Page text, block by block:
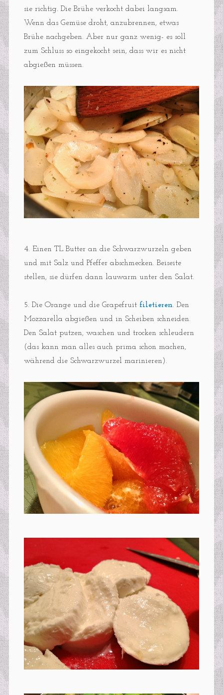
sie richtig. Die Brühe verkocht dabei langsam.
Wenn das Gemüse droht, anzubrennen, etwas
Brühe nachgeben. Aber nur ganz wenig- es soll
zum Schluss so eingekocht sein, dass wir es nicht
abgießen müssen.
4. Einen TL Butter an die Schwarzwurzeln geben
und mit Salz und Pfeffer abschmecken. Beiseite
stellen, sie dürfen dann lauwarm unter den Salat.
5. Die Orange und die Grapefruit filetieren. Den
Mozzarella abgießen und in Scheiben schneiden.
Den Salat putzen, waschen und trocken schleudern
(das kann man alles auch prima schon machen,
während die Schwarzwurzel marinieren).